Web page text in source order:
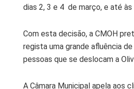
dias 2, 3 e 4 de março, e até às
Com esta decisão, a CMOH
regista uma grande afluência
pessoas que se deslocam a
A Câmara Municipal apela aos